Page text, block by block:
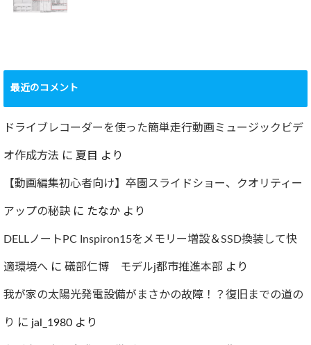
2022.12.24
要再検査となって
しまった…
2022.07.30
最近のコメント
ドライブレコーダーを使った簡単走行動画ミュージックビデ
オ作成方法 に 夏目 より
【動画編集初心者向け】卒園スライドショー、クオリティー
アップの秘訣に たなか より
DELLノートPC Inspiron15をメモリー増設＆SSD換装して快
適環境へ に 礒部仁博 モデルj都市推進本部 より
我が家の太陽光発電設備がまさかの故障！？復旧までの道の
り に jal_1980 より